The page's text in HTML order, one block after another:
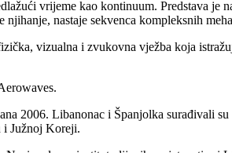
vrijeme kao kontinuum. Predstava je
njihanje, nastaje sekvenca kompleksnih
vizualna i zvukovna vježba koja
2006. Libanonac i Španjolka surađivali
i Južnoj Koreji.